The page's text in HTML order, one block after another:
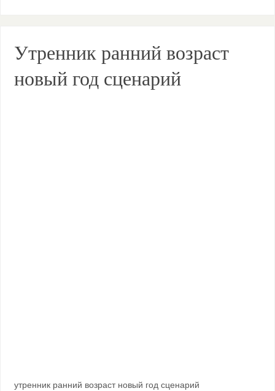
Утренник ранний возраст
новый год сценарий
утренник ранний возраст новый год сценарий